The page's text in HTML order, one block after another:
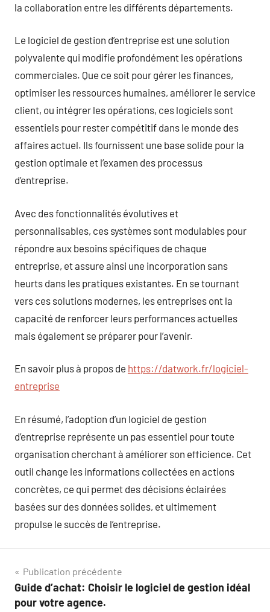
la collaboration entre les différents départements.
Le logiciel de gestion d’entreprise est une solution
polyvalente qui modifie profondément les opérations
commerciales. Que ce soit pour gérer les finances,
optimiser les ressources humaines, améliorer le service
client, ou intégrer les opérations, ces logiciels sont
essentiels pour rester compétitif dans le monde des
affaires actuel. Ils fournissent une base solide pour la
gestion optimale et l’examen des processus
d’entreprise.
Avec des fonctionnalités évolutives et
personnalisables, ces systèmes sont modulables pour
répondre aux besoins spécifiques de chaque
entreprise, et assure ainsi une incorporation sans
heurts dans les pratiques existantes. En se tournant
vers ces solutions modernes, les entreprises ont la
capacité de renforcer leurs performances actuelles
mais également se préparer pour l’avenir.
En savoir plus à propos de https://datwork.fr/logiciel-
entreprise
En résumé, l’adoption d’un logiciel de gestion
d’entreprise représente un pas essentiel pour toute
organisation cherchant à améliorer son efficience. Cet
outil change les informations collectées en actions
concrètes, ce qui permet des décisions éclairées
basées sur des données solides, et ultimement
propulse le succès de l’entreprise.
Navigation
de
Publication précédente
Guide d’achat: Choisir le logiciel de gestion idéal
pour votre agence.